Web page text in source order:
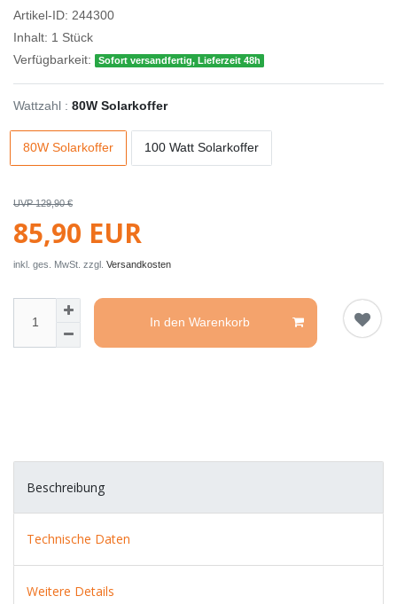
Artikel-ID: 244300
Inhalt: 1 Stück
Verfügbarkeit:
Sofort versandfertig, Lieferzeit 48h
Wattzahl : 80W Solarkoffer
80W Solarkoffer 100 Watt Solarkoffer
UVP 129,90 €
85,90 EUR
inkl. ges. MwSt. zzgl. Versandkosten
In den Warenkorb
Beschreibung
Technische Daten
Weitere Details